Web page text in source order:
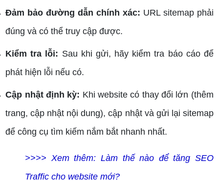
Đảm bảo đường dẫn chính xác: URL sitemap phải
đúng và có thể truy cập được.
Kiểm tra lỗi: Sau khi gửi, hãy kiểm tra báo cáo để
phát hiện lỗi nếu có.
Cập nhật định kỳ: Khi website có thay đổi lớn (thêm
trang, cập nhật nội dung), cập nhật và gửi lại sitemap
để công cụ tìm kiếm nắm bắt nhanh nhất.
>>>> Xem thêm: Làm thế nào để tăng SEO
Traffic cho website mới?